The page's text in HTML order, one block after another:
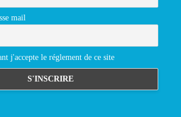
mail
j'accepte le réglement de ce site